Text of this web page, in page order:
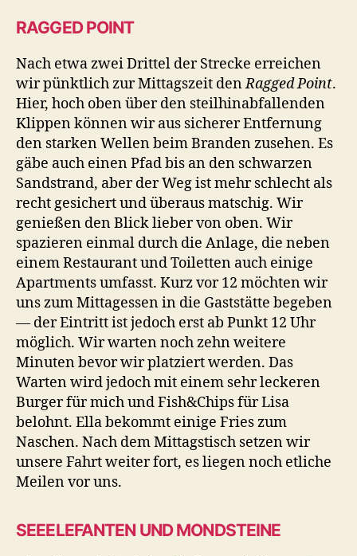
RAGGED POINT
Nach etwa zwei Drittel der Strecke erreichen
wir pünktlich zur Mittagszeit denRagged Point.
Hier, hoch oben über den steilhinabfallenden
Klippen können wir aus sicherer Entfernung
den starken Wellen beim Branden zusehen. Es
gäbe auch einen Pfad bis an den schwarzen
Sandstrand, aber der Weg ist mehr schlecht als
recht gesichert und überaus matschig. Wir
genießen den Blick lieber von oben. Wir
spazieren einmal durch die Anlage, die neben
einem Restaurant und Toiletten auch einige
Apartments umfasst. Kurz vor 12 möchten wir
uns zum Mittagessen in die Gaststätte begeben
— der Eintritt ist jedoch erst ab Punkt 12 Uhr
möglich. Wir warten noch zehn weitere
Minuten bevor wir platziert werden. Das
Warten wird jedoch mit einem sehr leckeren
Burger für mich und Fish&Chips für Lisa
belohnt. Ella bekommt einige Fries zum
Naschen. Nach dem Mittagstisch setzen wir
unsere Fahrt weiter fort, es liegen noch etliche
Meilen vor uns.
SEEELEFANTEN UND MONDSTEINE